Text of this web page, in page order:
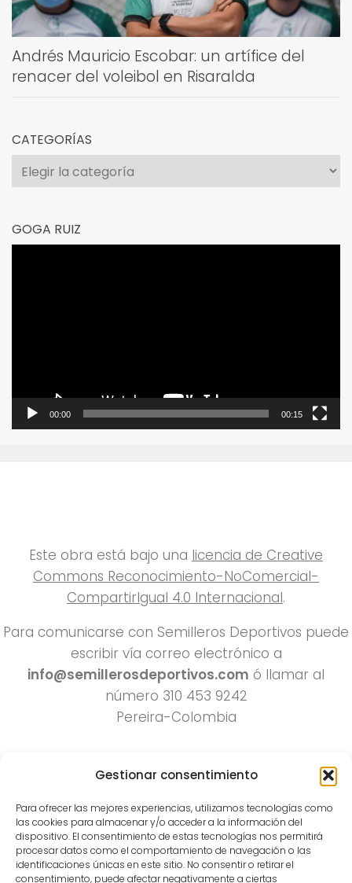
Gestionar consentimiento
Para ofrecer las mejores experiencias, utilizamos tecnologías como
las cookies para almacenar y/o acceder a la información del
dispositivo. El consentimiento de estas tecnologías nos permitirá
procesar datos como el comportamiento de navegación o las
identificaciones únicas en este sitio. No consentir o retirar el
consentimiento, puede afectar negativamente a ciertas
Andrés Mauricio Escobar: un artífice del
renacer del voleibol en Risaralda
CATEGORÍAS
Categorías
GOGA RUIZ
00:00 00:15
Este obra está bajo una licencia de Creative
Commons Reconocimiento-NoComercial-
CompartirIgual 4.0 Internacional.
Para comunicarse con Semilleros Deportivos puede
escribir vía correo electrónico a
info@semillerosdeportivos.com ó llamar al
número 310 453 9242
Pereira-Colombia
Todos los derechos reservados 2022.